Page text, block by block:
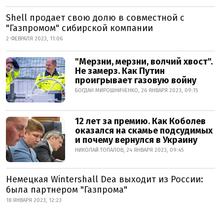
Shell продает свою долю в совместной с
"Газпромом" сибирской компании
2 ФЕВРАЛЯ 2023, 11:06
"Мерзни, мерзни, волчий хвост".
Не замерз. Как Путин
проигрывает газовую войну
БОГДАН МИРОШНИЧЕНКО, 26 ЯНВАРЯ 2023, 09:15
12 лет за премию. Как Коболев
оказался на скамье подсудимых
и почему вернулся в Украину
НИКОЛАЙ ТОПАЛОВ, 24 ЯНВАРЯ 2023, 09:45
Немецкая Wintershall Dea выходит из России:
была партнером "Газпрома"
18 ЯНВАРЯ 2023, 12:23